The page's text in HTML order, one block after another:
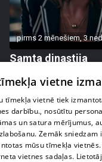
pirms 2 mēnešiem, 3
Samta dinastija
vietne
tīmekļa vietnē tiek
darbību., nosūtītu
un satura mērījumus,
Zemāk
mūsu tīmekļa
vietnes sadaļas.